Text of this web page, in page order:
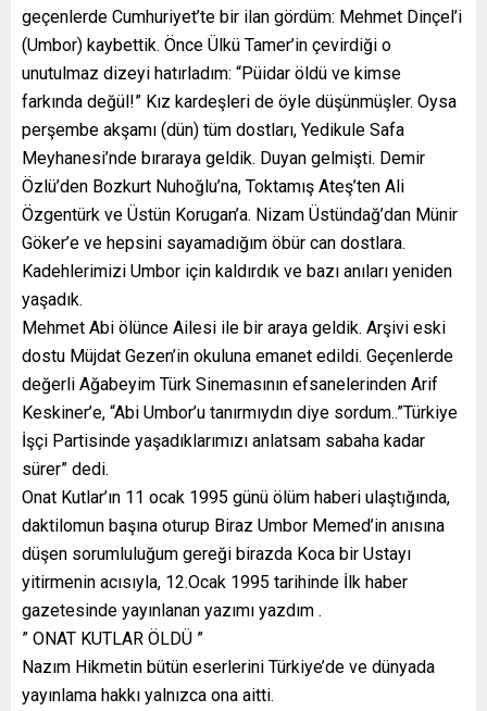
geçenlerde Cumhuriyet’te bir ilan gördüm: Mehmet Dinçel’i
(Umbor) kaybettik. Önce Ülkü Tamer’in çevirdiği o
unutulmaz dizeyi hatırladım: “Püidar öldü ve kimse
farkında değül!” Kız kardeşleri de öyle düşünmüşler. Oysa
perşembe akşamı (dün) tüm dostları, Yedikule Safa
Meyhanesi’nde bıraraya geldik. Duyan gelmişti. Demir
Özlü’den Bozkurt Nuhoğlu’na, Toktamış Ateş’ten Ali
Özgentürk ve Üstün Korugan’a. Nizam Üstündağ’dan Münir
Göker’e ve hepsini sayamadığım öbür can dostlara.
Kadehlerimizi Umbor için kaldırdık ve bazı anıları yeniden
yaşadık.
Mehmet Abi ölünce Ailesi ile bir araya geldik. Arşivi eski
dostu Müjdat Gezen’in okuluna emanet edildi. Geçenlerde
değerli Ağabeyim Türk Sinemasının efsanelerinden Arif
Keskiner’e, “Abi Umbor’u tanırmıydın diye sordum..”Türkiye
İşçi Partisinde yaşadıklarımızı anlatsam sabaha kadar
sürer” dedi.
Onat Kutlar’ın 11 ocak 1995 günü ölüm haberi ulaştığında,
daktilomun başına oturup Biraz Umbor Memed’in anısına
düşen sorumluluğum gereği birazda Koca bir Ustayı
yitirmenin acısıyla, 12.Ocak 1995 tarihinde İlk haber
gazetesinde yayınlanan yazımı yazdım .
” ONAT KUTLAR ÖLDÜ ”
Nazım Hikmetin bütün eserlerini Türkiye’de ve dünyada
yayınlama hakkı yalnızca ona aitti.